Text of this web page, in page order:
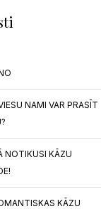
NAMI VAR PRASĪT
NOTIKUSI KĀZU
KĀZU